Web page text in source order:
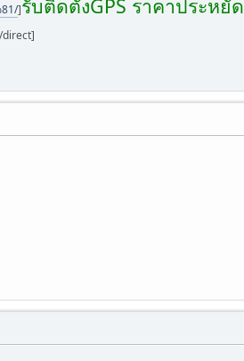
]รับติดตั้งGPS ราคาประหยัด
direct]